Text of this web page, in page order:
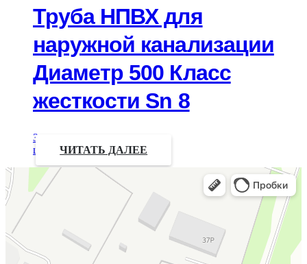
Труба НПВХ для
наружной канализации
Диаметр 500 Класс
жесткости Sn 8
Запрос
цены
ЧИТАТЬ ДАЛЕЕ